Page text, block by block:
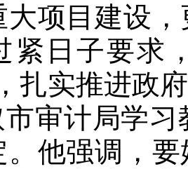
大项目建设
紧日子要求
扎实推进政
审计局学
。他强调，